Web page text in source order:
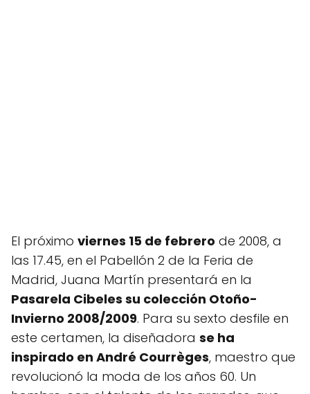
El próximo viernes 15 de febrero de 2008, a
las 17.45, en el Pabellón 2 de la Feria de
Madrid, Juana Martín presentará en la
Pasarela Cibeles su colección Otoño-
Invierno 2008/2009. Para su sexto desfile en
este certamen, la diseñadora se ha
inspirado en André Courrèges, maestro que
revolucionó la moda de los años 60. Un